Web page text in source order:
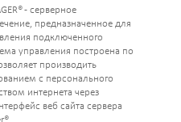
- серверное
предназначенное для
подключенного
управления построена по
производить
с персонального
интернета через
веб сайта сервера